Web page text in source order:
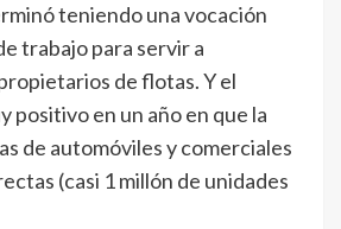
teniendo una vocación
trabajo para servir a
de flotas. Y el
positivo en un año en que la
de automóviles y comerciales
(casi 1 millón de unidades